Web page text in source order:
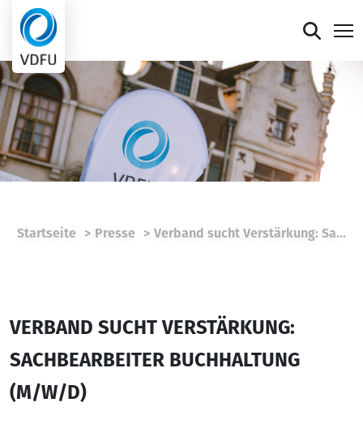
Mitgliederportal
Verband
Mitglieder
Startseite Presse Verband sucht Verstärkung: Sa...
VERBAND SUCHT VERSTÄRKUNG:
SACHBEARBEITER BUCHHALTUNG
(M/W/D)